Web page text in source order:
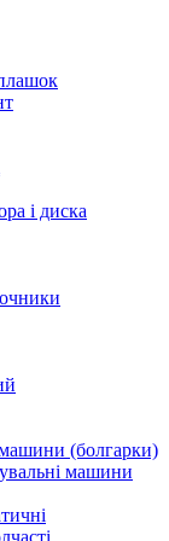
і диска
(болгарки)
машини